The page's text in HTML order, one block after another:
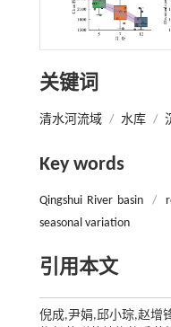
关键词
清水河流域 / 水库 /
Key words
Qingshui River basin /
seasonal variation
引用本文
倪成,尹娟,邱小琮,赵增